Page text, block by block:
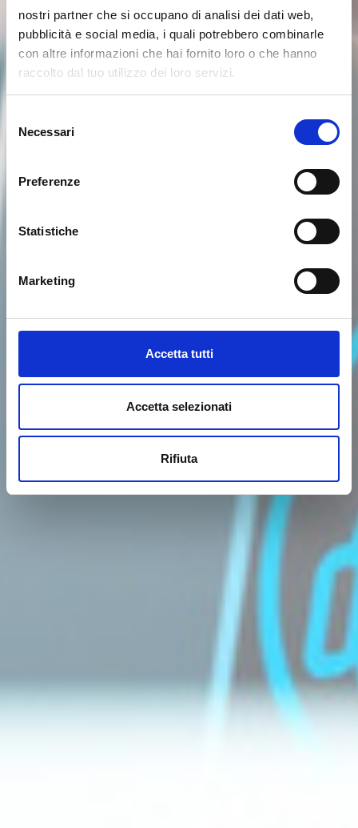
nostri partner che si occupano di analisi dei dati web,
pubblicità e social media, i quali potrebbero combinarle
con altre informazioni che hai fornito loro o che hanno
raccolto dal tuo utilizzo dei loro servizi.
delNecessari
Preferenze
Statistiche
Marketing
Accetta tutti
Accetta selezionati
Rifiuta